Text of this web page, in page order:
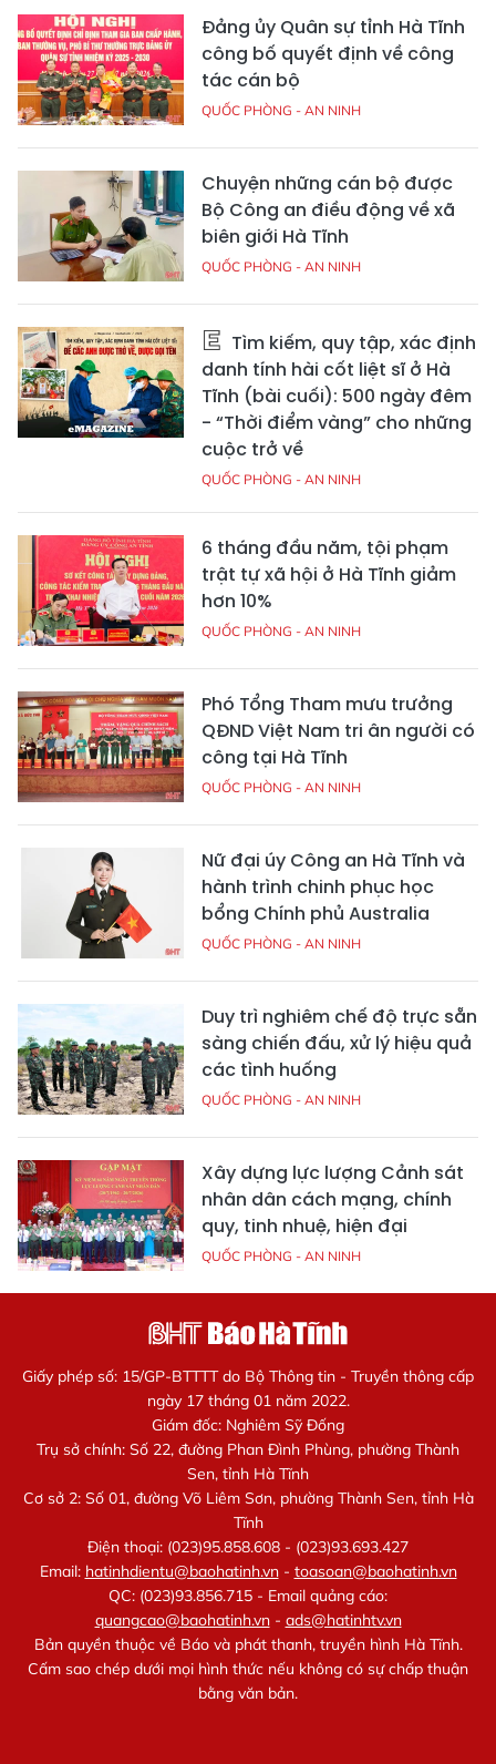
Đảng ủy Quân sự tỉnh Hà Tĩnh
công bố quyết định về công
tác cán bộ
QUỐC PHÒNG - AN NINH
Chuyện những cán bộ được
Bộ Công an điều động về xã
biên giới Hà Tĩnh
QUỐC PHÒNG - AN NINH
Tìm kiếm, quy tập, xác định
danh tính hài cốt liệt sĩ ở Hà
Tĩnh (bài cuối): 500 ngày đêm
- “Thời điểm vàng” cho những
cuộc trở về
QUỐC PHÒNG - AN NINH
6 tháng đầu năm, tội phạm
trật tự xã hội ở Hà Tĩnh giảm
hơn 10%
QUỐC PHÒNG - AN NINH
Phó Tổng Tham mưu trưởng
QĐND Việt Nam tri ân người có
công tại Hà Tĩnh
QUỐC PHÒNG - AN NINH
Nữ đại úy Công an Hà Tĩnh và
hành trình chinh phục học
bổng Chính phủ Australia
QUỐC PHÒNG - AN NINH
Duy trì nghiêm chế độ trực sẵn
sàng chiến đấu, xử lý hiệu quả
các tình huống
QUỐC PHÒNG - AN NINH
Xây dựng lực lượng Cảnh sát
nhân dân cách mạng, chính
quy, tinh nhuệ, hiện đại
QUỐC PHÒNG - AN NINH
Giấy phép số: 15/GP-BTTTT do Bộ Thông tin - Truyền thông cấp
ngày 17 tháng 01 năm 2022.
Giám đốc: Nghiêm Sỹ Đống
Trụ sở chính: Số 22, đường Phan Đình Phùng, phường Thành
Sen, tỉnh Hà Tĩnh
Cơ sở 2: Số 01, đường Võ Liêm Sơn, phường Thành Sen, tỉnh Hà
Tĩnh
Điện thoại: (023)95.858.608 - (023)93.693.427
Email: hatinhdientu@baohatinh.vn- toasoan@baohatinh.vn
QC: (023)93.856.715 - Email quảng cáo:
quangcao@baohatinh.vn- ads@hatinhtv.vn
Bản quyền thuộc về Báo và phát thanh, truyền hình Hà Tĩnh.
Cấm sao chép dưới mọi hình thức nếu không có sự chấp thuận
bằng văn bản.